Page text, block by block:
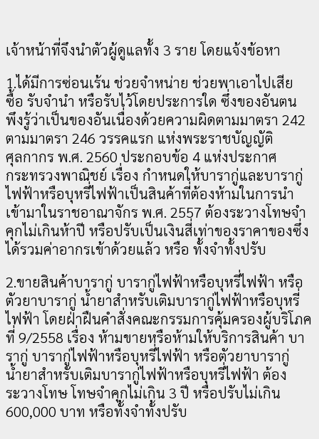
เจ้าหน้าที่จึงนำตัวผู้ดูแลทั้ง 3 ราย โดยแจ้งข้อหา
1.ได้มีการซ่อนเร้น ช่วยจำหน่าย ช่วยพาเอาไปเสีย
ซื้อ รับจำนำ หรือรับไว้โดยประการใด ซึ่งของอันตน
พึงรู้ว่าเป็นของอันเนื่องด้วยความผิดตามมาตรา 242
ตามมาตรา 246 วรรคแรก แห่งพระราชบัญญัติ
ศุลกากร พ.ศ. 2560 ประกอบข้อ 4 แห่งประกาศ
กระทรวงพาณิชย์ เรื่อง กำหนดให้บารากู่และบารากู่
ไฟฟ้าหรือบุหรี่ไฟฟ้าเป็นสินค้าที่ต้องห้ามในการนำ
เข้ามาในราชอาณาจักร พ.ศ. 2557 ต้องระวางโทษจำ
คุกไม่เกินห้าปี หรือปรับเป็นเงินสี่เท่าของราคาของซึ่ง
ได้รวมค่าอากรเข้าด้วยแล้ว หรือ ทั้งจำทั้งปรับ
2.ขายสินค้าบารากู่ บารากู่ไฟฟ้าหรือบุหรี่ไฟฟ้า หรือ
ตัวยาบารากู่ น้ำยาสำหรับเติมบารากู่ไฟฟ้าหรือบุหรี่
ไฟฟ้า โดยฝ่าฝืนคำสั่งคณะกรรมการคุ้มครองผู้บริโภค
ที่ 9/2558 เรื่อง ห้ามขายหรือห้ามให้บริการสินค้า บา
รากู่ บารากู่ไฟฟ้าหรือบุหรี่ไฟฟ้า หรือตัวยาบารากู่
น้ำยาสำหรับเติมบารากู่ไฟฟ้าหรือบุหรี่ไฟฟ้า ต้อง
ระวางโทษ โทษจำคุกไม่เกิน 3 ปี หรือปรับไม่เกิน
600,000 บาท หรือทั้งจำทั้งปรับ